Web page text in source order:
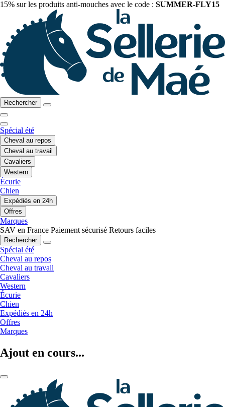
15% sur les produits anti-mouches avec le code : SUMMER-FLY15
Rechercher
Spécial été
Cheval au repos
Cheval au travail
Cavaliers
Western
Écurie
Chien
Expédiés en 24h
Offres
Marques
SAV en France Paiement sécurisé Retours faciles
Rechercher
Spécial été
Cheval au repos
Cheval au travail
Cavaliers
Western
Écurie
Chien
Expédiés en 24h
Offres
Marques
Ajout en cours...